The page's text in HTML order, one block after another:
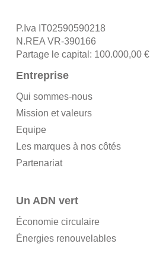
P.Iva IT02590590218
N.REA VR-390166
Partage le capital: 100.000,00 €
Entreprise
Qui sommes-nous
Mission et valeurs
Equipe
Les marques à nos côtés
Partenariat
Un ADN vert
Économie circulaire
Énergies renouvelables